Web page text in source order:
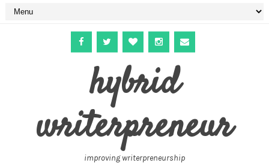
hybrid
writerpreneur
improving writerpreneurship